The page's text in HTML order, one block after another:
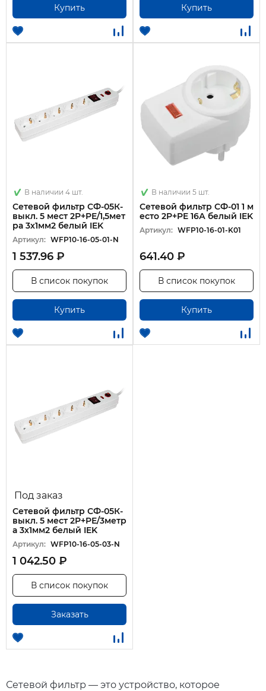
Купить Купить
В наличии 4 шт.
Сетевой фильтр СФ-05К-
выкл. 5 мест 2P+PE/1,5мет
ра 3х1мм2 белый IEK
Артикул: WFP10-16-05-01-N
1 537.96 ₽
Купить
В список покупок
В наличии 5 шт.
Сетевой фильтр СФ-01 1 м
есто 2P+PE 16А белый IEK
Артикул: WFP10-16-01-K01
641.40 ₽
Купить
В список покупок
Под заказ
Сетевой фильтр СФ-05К-
выкл. 5 мест 2P+PE/3метр
а 3х1мм2 белый IEK
Артикул: WFP10-16-05-03-N
1 042.50 ₽
Заказать
В список покупок
Сетевой фильтр — это устройство, которое